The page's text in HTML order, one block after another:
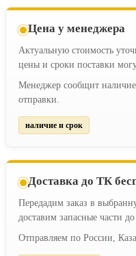
Цена у менеджера
Актуальную стоимость
цены и сроки поставки
Менеджер сообщит
отправки.
наличие и срок
Доставка до ТК
Передадим заказ в
доставим запасные части
Отправляем по России,